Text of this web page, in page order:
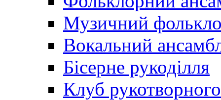
Музичний
Вокальний
Бісерне рукоділля
Клуб